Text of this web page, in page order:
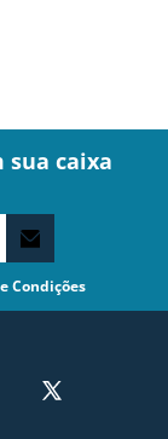
sua caixa
Condições